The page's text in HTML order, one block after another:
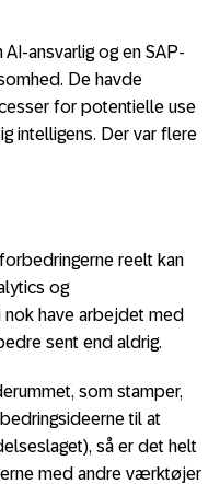
ansvarlig og en SAP-
De havde
for potentielle use
intelligens. Der var flere
reelt kan
og
have arbejdet med
sent end aldrig.
som stamper,
til at
så er det helt
med andre værktøjer